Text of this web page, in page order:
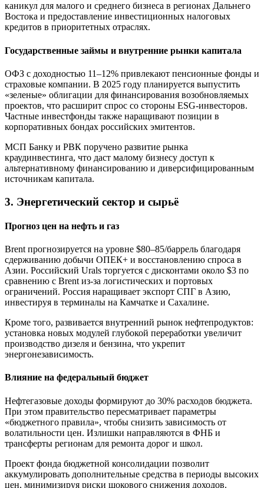
каникул для малого и среднего бизнеса в регионах Дальнего
Востока и предоставление инвестиционных налоговых
кредитов в приоритетных отраслях.
Государственные займы и внутренние рынки капитала
ОФЗ с доходностью 11–12% привлекают пенсионные фонды и
страховые компании. В 2025 году планируется выпустить
«зеленые» облигации для финансирования возобновляемых
проектов, что расширит спрос со стороны ESG-инвесторов.
Частные инвестфонды также наращивают позиции в
корпоративных бондах российских эмитентов.
МСП Банку и РВК поручено развитие рынка
краудинвестинга, что даст малому бизнесу доступ к
альтернативному финансированию и диверсифицированным
источникам капитала.
3. Энергетический сектор и сырьё
Прогноз цен на нефть и газ
Brent прогнозируется на уровне $80–85/баррель благодаря
сдерживанию добычи ОПЕК+ и восстановлению спроса в
Азии. Российский Urals торгуется с дисконтами около $3 по
сравнению с Brent из-за логистических и портовых
ограничений. Россия наращивает экспорт СПГ в Азию,
инвестируя в терминалы на Камчатке и Сахалине.
Кроме того, развивается внутренний рынок нефтепродуктов:
установка новых модулей глубокой переработки увеличит
производство дизеля и бензина, что укрепит
энергонезависимость.
Влияние на федеральный бюджет
Нефтегазовые доходы формируют до 30% расходов бюджета.
При этом правительство пересматривает параметры
«бюджетного правила», чтобы снизить зависимость от
волатильности цен. Излишки направляются в ФНБ и
трансферты регионам для ремонта дорог и школ.
Проект фонда бюджетной консолидации позволит
аккумулировать дополнительные средства в периоды высоких
цен, минимизируя риски шокового снижения доходов.